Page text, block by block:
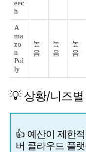
eec
h
A
ma
zo
n
Pol
ly
높
음
높
음
높
음
💡 상황/니즈
👍 예산이 제한
버 클라우드 플